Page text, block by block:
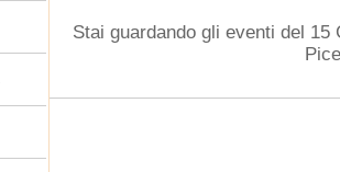
Stai guardando gli eventi del